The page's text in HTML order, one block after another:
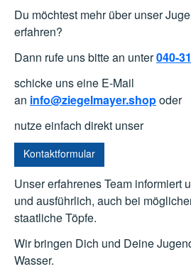
Du möchtest mehr über unser
erfahren?
Dann rufe uns bitte an unter040-
schicke uns eine E-Mail
an info@ziegelmayer.shopoder
nutze einfach direkt unser
Kontaktformular
Unser erfahrenes Team informiert
und ausführlich, auch bei
staatliche Töpfe.
Wir bringen Dich und Deine
Wasser.